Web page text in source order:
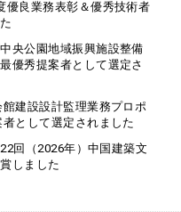
良業務表彰＆優秀技術者
央公園地域振興施設整備
優秀提案者として選定さ
館建設設計監理業務プロポ
として選定されました
回（2026年）中国建築文
しました